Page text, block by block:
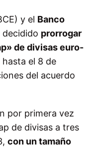
y el Banco
decidido prorrogar
de divisas euro-
el 8 de
del acuerdo
por primera vez
de divisas a tres
con un tamaño